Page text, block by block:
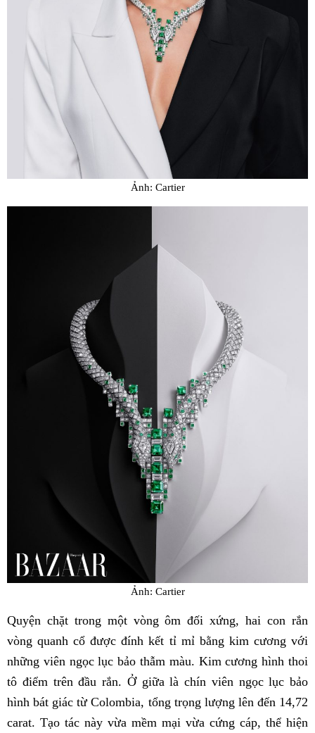
Ảnh: Cartier
Ảnh: Cartier
Quyện chặt trong một vòng ôm đối xứng, hai con rắn
vòng quanh cổ được đính kết tỉ mỉ bằng kim cương với
những viên ngọc lục bảo thẫm màu. Kim cương hình thoi
tô điểm trên đầu rắn. Ở giữa là chín viên ngọc lục bảo
hình bát giác từ Colombia, tổng trọng lượng lên đến 14,72
carat. Tạo tác này vừa mềm mại vừa cứng cáp, thể hiện